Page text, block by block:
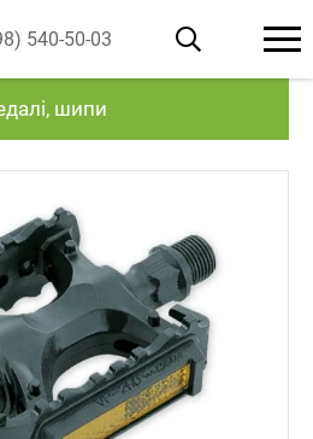
540-50-03
шипи